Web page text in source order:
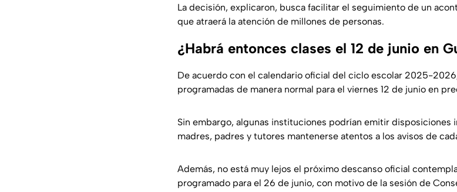
La decisión, explicaron, busca facilitar el seguimiento de un
que atraerá la atención de millones de personas.
¿Habrá entonces clases el 12 de junio en
De acuerdo con el calendario oficial del ciclo escolar 2025-
programadas de manera normal para el viernes 12 de junio en
Sin embargo, algunas instituciones podrían emitir disposiciones
madres, padres y tutores mantenerse atentos a los avisos de
Además, no está muy lejos el próximo descanso oficial
programado para el 26 de junio, con motivo de la sesión de